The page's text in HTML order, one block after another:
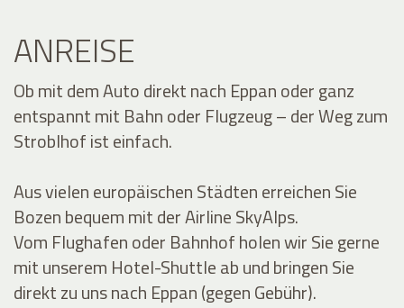
ANREISE
Ob mit dem Auto direkt nach Eppan oder ganz
entspannt mit Bahn oder Flugzeug – der Weg zum
Stroblhof ist einfach.
Aus vielen europäischen Städten erreichen Sie
Bozen bequem mit der Airline SkyAlps.
Vom Flughafen oder Bahnhof holen wir Sie gerne
mit unserem Hotel-Shuttle ab und bringen Sie
direkt zu uns nach Eppan (gegen Gebühr).